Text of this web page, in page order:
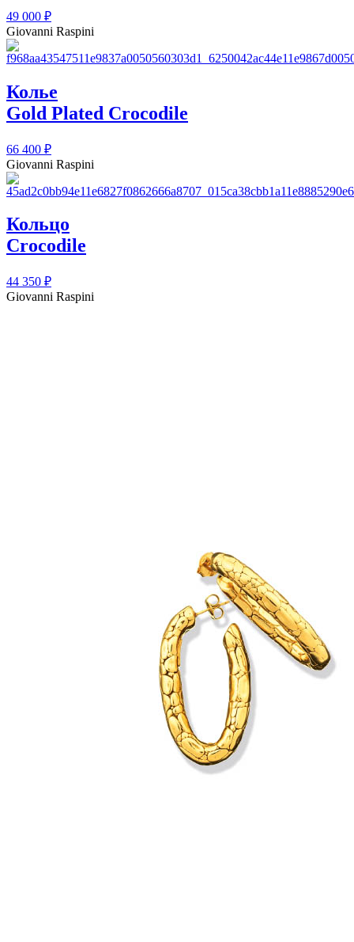
49 000 ₽
Giovanni Raspini
Колье
Gold Plated Crocodile
66 400 ₽
Giovanni Raspini
Кольцо
Сrocodile
44 350 ₽
Giovanni Raspini